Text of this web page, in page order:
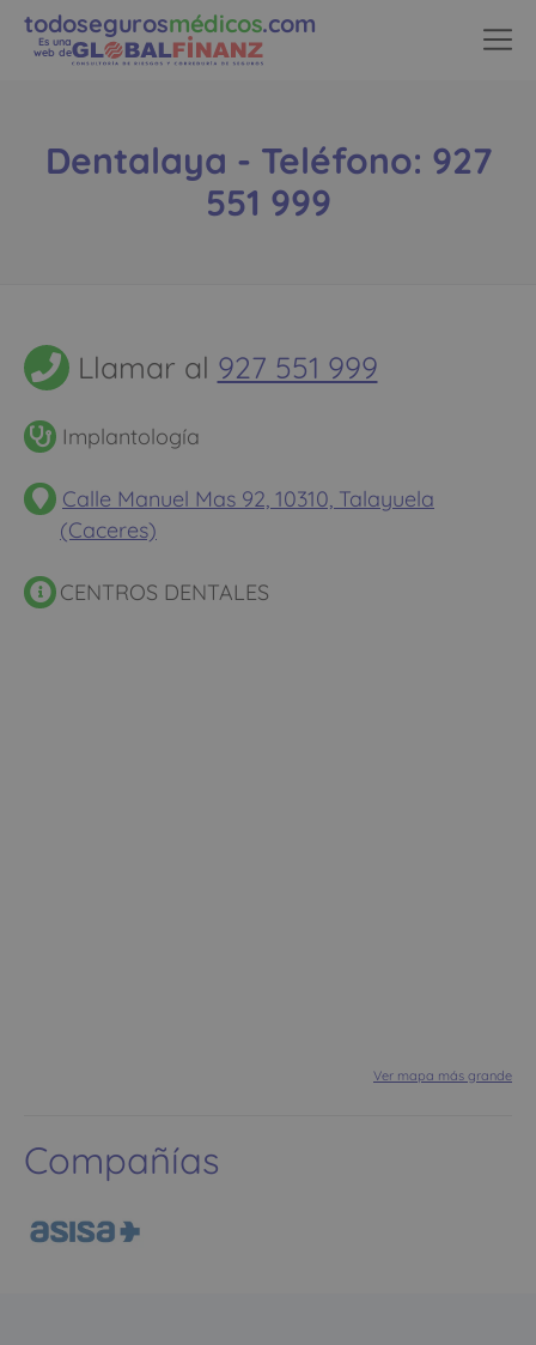
todosegurosmédicos.com
Es una
web de
Dentalaya - Teléfono: 927
551 999
Llamar al 927 551 999
Implantología
Calle Manuel Mas 92, 10310, Talayuela
(Caceres)
CENTROS DENTALES
Ver mapa más grande
Compañías